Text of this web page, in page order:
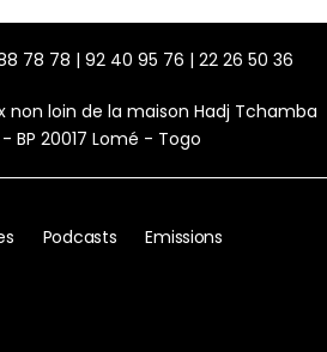
78 78 | 92 40 95 76 | 22 26 50 36
non loin de la maison Hadj Tchamba
BP 20017 Lomé - Togo
Podcasts Emissions